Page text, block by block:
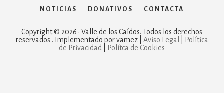
NOTICIAS DONATIVOS CONTACTA
Copyright © 2026 · Valle de los Caídos. Todos los derechos
reservados . Implementado por vamez | Aviso Legal
Política
de Privacidad
Polítca de Cookies